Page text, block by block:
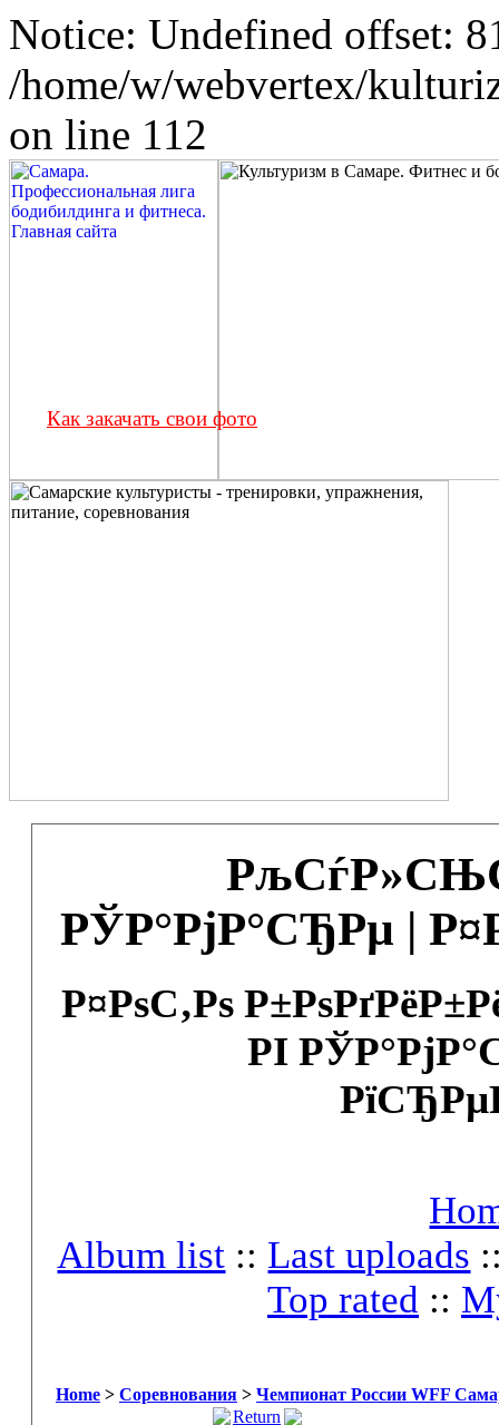
Notice: Undefined offset:
/home/w/webvertex/
on line 112
РЎР°РјР°СЂРµ |
Р¤РѕС‚Рѕ
РІ
Album list :: Last uploads
Top rated ::
Home > Соревнования > Чемпионат России WFF
Как закачать свои фото